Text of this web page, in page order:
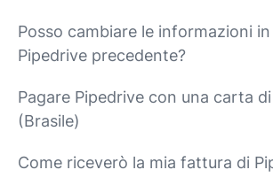
Posso cambiare le informazioni
Pipedrive precedente?
Pagare Pipedrive con una carta
(Brasile)
Come riceverò la mia fattura di